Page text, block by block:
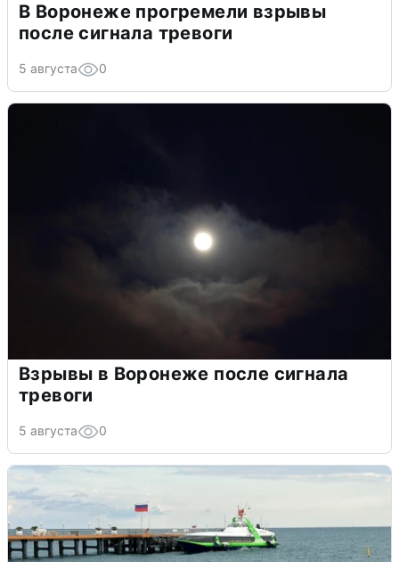
В Воронеже прогремели взрывы
после сигнала тревоги
5 августа 0
Взрывы в Воронеже после сигнала
тревоги
5 августа 0